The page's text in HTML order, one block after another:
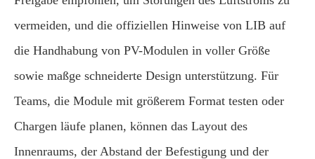
vermeiden, und die offiziellen Hinweise von LIB auf
die Handhabung von PV-Modulen in voller Größe
sowie maßge schneiderte Design unterstützung. Für
Teams, die Module mit größerem Format testen oder
Chargen läufe planen, können das Layout des
Innenraums, der Abstand der Befestigung und der